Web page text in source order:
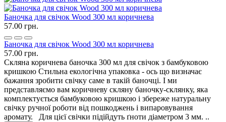
Баночка для свічок Wood 300 мл коричнева
57.00 грн.
Баночка для свічок Wood 300 мл коричнева
57.00 грн.
Скляна коричнева баночка 300 мл для свічок з бамбуковою
кришкою Стильна екологічна упаковка - ось що визначає
бажання зробити свічку саме в такій баночці. І ми
представляємо вам коричневу скляну баночку-склянку, яка
комплектується бамбуковою кришкою і збереже натуральну
свічку ручної роботи від пошкоджень і випаровування
аромату. Для цієї свічки підійдуть ґноти діаметром 3 мм. ..